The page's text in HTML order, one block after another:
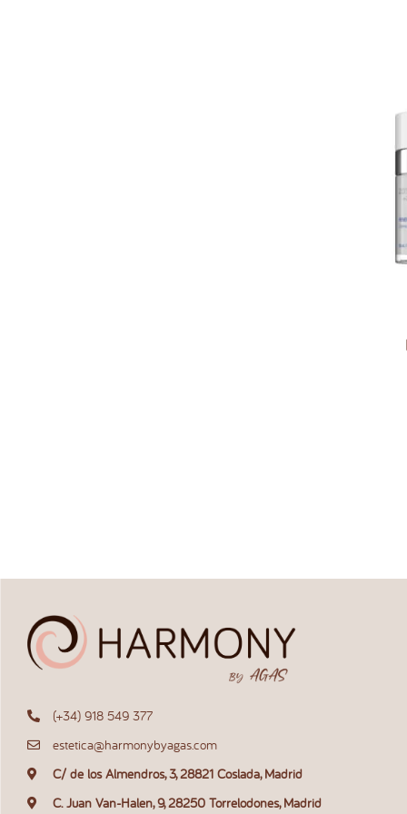
(+34) 918 549 377
estetica@harmonybyagas.com
C/ de los Almendros, 3, 28821 Coslada, Madrid
C. Juan Van-Halen, 9, 28250 Torrelodones, Madrid